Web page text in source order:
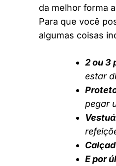
da melhor forma
Para que você
algumas coisas
2 ou 3
estar
pegar
E por